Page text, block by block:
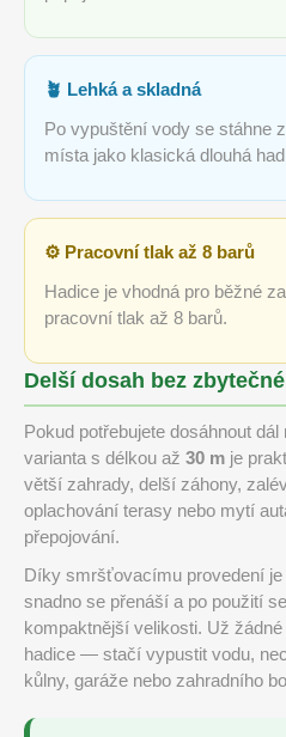
🪴 Lehká a skladná
Po vypuštění vody se stáhne
místa jako klasická dlouhá
⚙️ Pracovní tlak až 8 barů
Hadice je vhodná pro běžné
pracovní tlak až 8 barů.
Delší dosah bez
Pokud potřebujete dosáhnout
varianta s délkou až 30 m je
větší zahrady, delší záhony,
oplachování terasy nebo mytí
přepojování.
Díky smršťovacímu provedení je
snadno se přenáší a po použití
kompaktnější velikosti. Už
hadice — stačí vypustit vodu,
kůlny, garáže nebo zahradního